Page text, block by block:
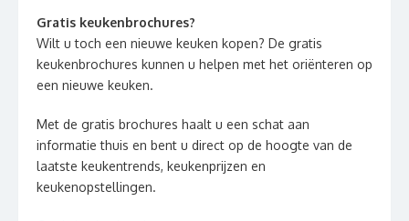
Gratis keukenbrochures?
Wilt u toch een nieuwe keuken kopen? De gratis
keukenbrochures kunnen u helpen met het oriënteren op
een nieuwe keuken.
Met de gratis brochures haalt u een schat aan
informatie thuis en bent u direct op de hoogte van de
laatste keukentrends, keukenprijzen en
keukenopstellingen.